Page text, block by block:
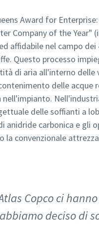
Award for
Company of the Year"
affidabile nel campo
Questo processo
di aria all'interno
delle acque
delle soffianti a
carbonica e gli
convenzionale
Copco ci
deciso